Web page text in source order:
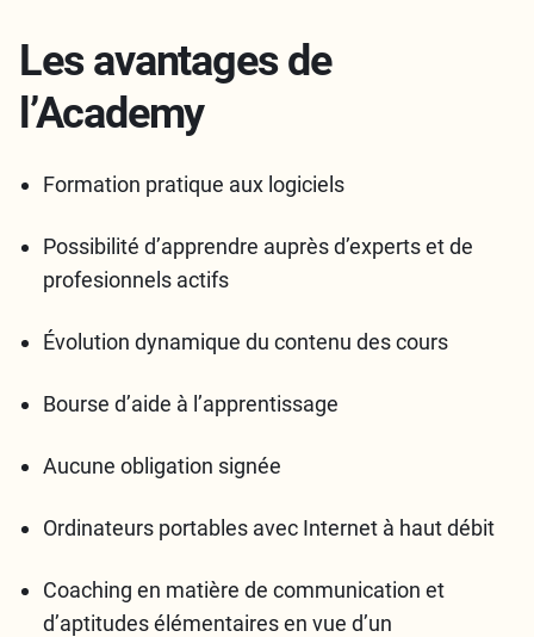
Les avantages de
l’Academy
Formation pratique aux logiciels
Possibilité d’apprendre auprès d’experts et de
profesionnels actifs
Évolution dynamique du contenu des cours
Bourse d’aide à l’apprentissage
Aucune obligation signée
Ordinateurs portables avec Internet à haut débit
Coaching en matière de communication et
d’aptitudes élémentaires en vue d’un